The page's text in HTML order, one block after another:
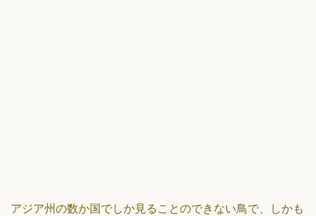
アジア州の数か国でしか見ることのできない鳥で、しかも